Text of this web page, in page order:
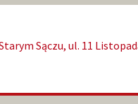
Sączu, ul. 11